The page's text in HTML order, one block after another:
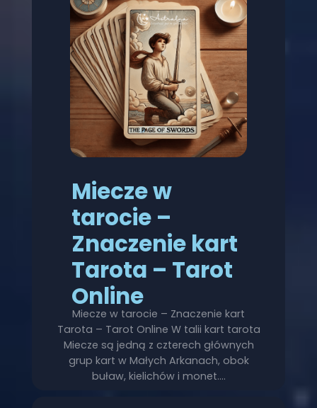
Miecze w
tarocie –
Znaczenie kart
Tarota – Tarot
Online
Miecze w tarocie – Znaczenie kart
Tarota – Tarot Online W talii kart tarota
Miecze są jedną z czterech głównych
grup kart w Małych Arkanach, obok
buław, kielichów i monet.…